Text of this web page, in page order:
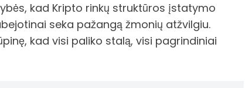
kad Kripto rinkų struktūros įstatymo
seka pažangą žmonių atžvilgiu.
kad visi paliko stalą, visi pagrindiniai